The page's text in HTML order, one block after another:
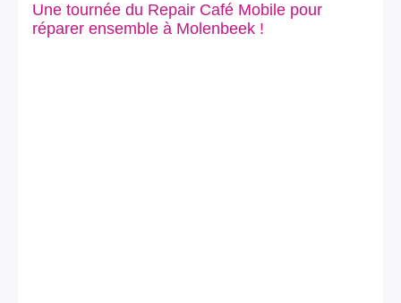
Une tournée du Repair Café Mobile pour
réparer ensemble à Molenbeek !